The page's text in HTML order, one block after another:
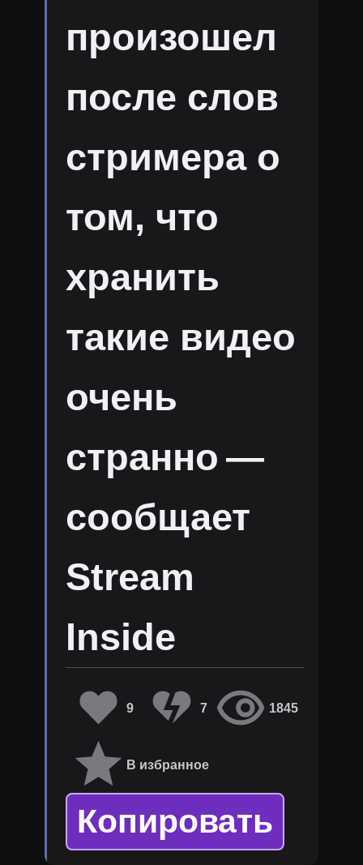
произошел
после слов
стримера о
том, что
хранить
такие видео
очень
странно —
сообщает
Stream
Inside
9 7 1845
В избранное
Копировать